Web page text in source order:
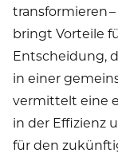
transformieren
bringt Vorteile
Entscheidung,
in einer
vermittelt eine
in der Effizienz
für den